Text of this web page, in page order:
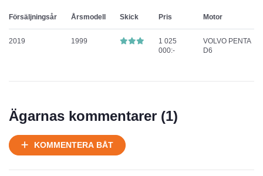
Försäljningsår Årsmodell Skick Pris Motor
2019 1999
1 025
000:-
VOLVO PENTA
D6
Ägarnas kommentarer (1)
KOMMENTERA BÅT